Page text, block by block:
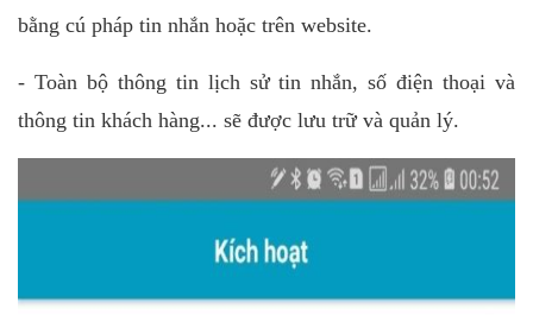
bằng cú pháp tin nhắn hoặc trên website.
- Toàn bộ thông tin lịch sử tin nhắn, số điện thoại và
thông tin khách hàng... sẽ được lưu trữ và quản lý.